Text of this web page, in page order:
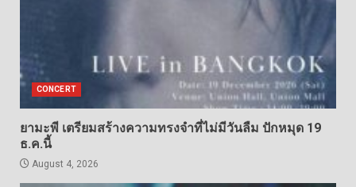
CONCERT
ยามะพี เตรียมสร้างความทรงจำที่ไม่มีวันลืม ปักหมุด 19
ธ.ค.นี้
August 4, 2026